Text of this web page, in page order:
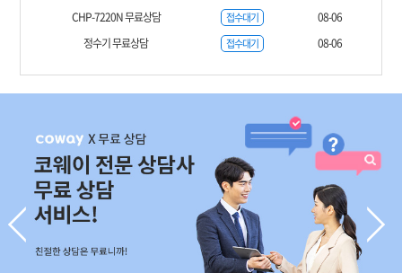
CHP-7220N 무료상담
접수대기
08-06
정수기 무료상담
접수대기 08-06